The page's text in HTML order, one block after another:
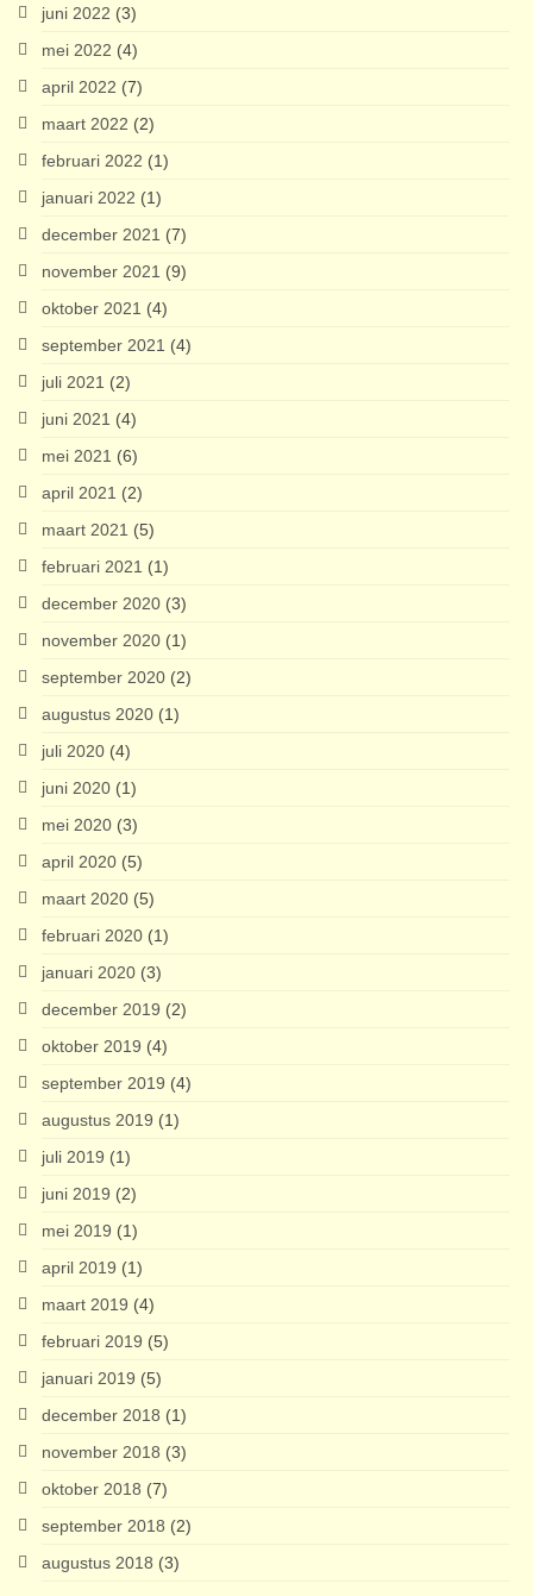
juni 2022 (3)
mei 2022 (4)
april 2022 (7)
maart 2022 (2)
februari 2022 (1)
januari 2022 (1)
december 2021 (7)
november 2021 (9)
oktober 2021 (4)
september 2021 (4)
juli 2021 (2)
juni 2021 (4)
mei 2021 (6)
april 2021 (2)
maart 2021 (5)
februari 2021 (1)
december 2020 (3)
november 2020 (1)
september 2020 (2)
augustus 2020 (1)
juli 2020 (4)
juni 2020 (1)
mei 2020 (3)
april 2020 (5)
maart 2020 (5)
februari 2020 (1)
januari 2020 (3)
december 2019 (2)
oktober 2019 (4)
september 2019 (4)
augustus 2019 (1)
juli 2019 (1)
juni 2019 (2)
mei 2019 (1)
april 2019 (1)
maart 2019 (4)
februari 2019 (5)
januari 2019 (5)
december 2018 (1)
november 2018 (3)
oktober 2018 (7)
september 2018 (2)
augustus 2018 (3)